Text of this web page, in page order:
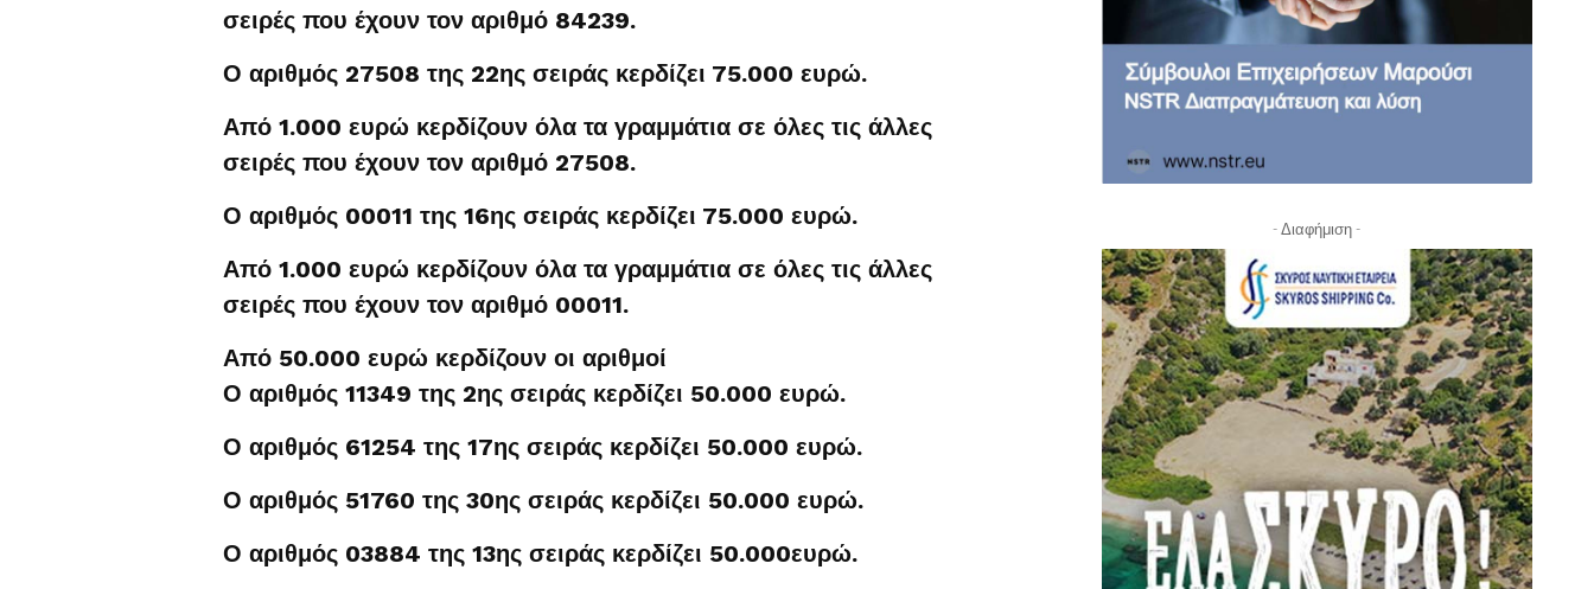
σειρές που έχουν τον αριθμό 84239.
Ο αριθμός 27508 της 22ης σειράς κερδίζει 75.000 ευρώ.
Από 1.000 ευρώ κερδίζουν όλα τα γραμμάτια σε όλες τις άλλες
σειρές που έχουν τον αριθμό 27508.
Ο αριθμός 00011 της 16ης σειράς κερδίζει 75.000 ευρώ.
Από 1.000 ευρώ κερδίζουν όλα τα γραμμάτια σε όλες τις άλλες
σειρές που έχουν τον αριθμό 00011.
Από 50.000 ευρώ κερδίζουν οι αριθμοί
Ο αριθμός 11349 της 2ης σειράς κερδίζει 50.000 ευρώ.
Ο αριθμός 61254 της 17ης σειράς κερδίζει 50.000 ευρώ.
Ο αριθμός 51760 της 30ης σειράς κερδίζει 50.000 ευρώ.
Ο αριθμός 03884 της 13ης σειράς κερδίζει 50.000ευρώ.
- Διαφήμιση -